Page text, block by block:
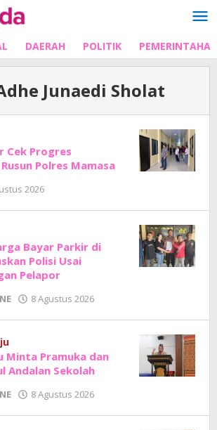
DAERAH POLITIK
Junaedi Sholat
Cek Progres
Polres Mamasa
2026
Junaedi
Bayar Parkir di
Polisi Usai
Pelapor
8 Agustus 2026
Junaedi
Minta Pramuka dan
Andalan Sekolah
8 Agustus 2026
Junaedi